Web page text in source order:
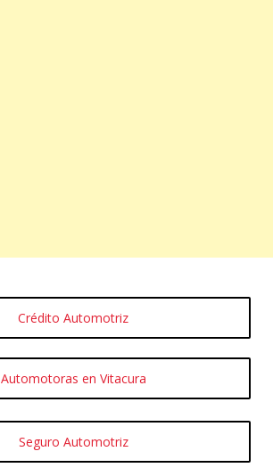
Crédito Automotriz
Automotoras en Vitacura
Seguro Automotriz